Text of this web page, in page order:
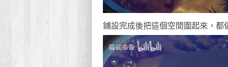
鋪設完成後把這個空間圍起來，都